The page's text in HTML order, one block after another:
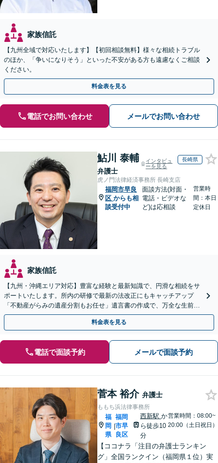
家族信託
【九州全域で対応いたします】【初回相談無料】様々な相続トラブル
のほか、「争いになりそう」といった不安がある方も遠慮なくご相談
ください。
料金表を見る
電話でお問い合わせ メールでお問い合わせ
鮎川 泰輔
弁護士
インタビュ
ーを見る
長崎県
虎ノ門法律経済事務所 長崎支店
福岡市早良
区 からも相
談受付中
面談方法(対面・
電話・ビデオな
ど)は応相談
営業時
間：本日
定休日
家族信託
【九州・沖縄エリア対応】豊富な経験と最新知識で、円滑な相続をサ
ポートいたします。所内の研修で最新の法改正にもキャッチアップ
「不動産がらみの遺産分割もお任せ」遺言書の作成で、万全な生前対
策をおこないましょう【夜間・休日面談可】
料金表を見る
電話で面談予約 メールで面談予約
菅本 裕介 弁護士
ももち浜法律事務所
福
岡
県
|
福岡
市早
良区
西新駅 か
ら徒歩10
分
営業時間：08:00~
20:00（土日祝日）
【ココナラ「注目の弁護士ランキン
グ」全国ランクイン（福岡県１位）実